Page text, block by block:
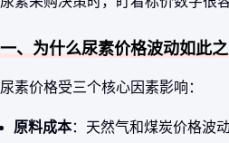
一、为什么尿素价格波动如此之
尿素价格受三个核心因素影响：
原料成本：天然气和煤炭价格波